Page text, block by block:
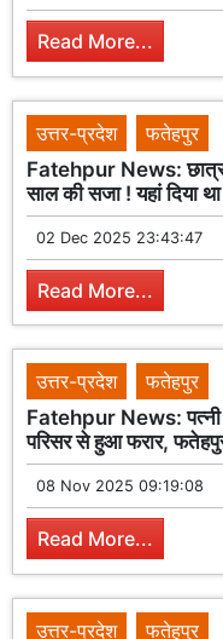
Read More...
उत्तर-प्रदेश
फतेहपुर
Fatehpur News:
साल की सजा ! यहां दिया
02 Dec 2025 23:43:47
Read More...
उत्तर-प्रदेश
फतेहपुर
Fatehpur News: पत्नी
परिसर से हुआ फरार,
08 Nov 2025 09:19:08
Read More...
उत्तर-प्रदेश
फतेहपुर